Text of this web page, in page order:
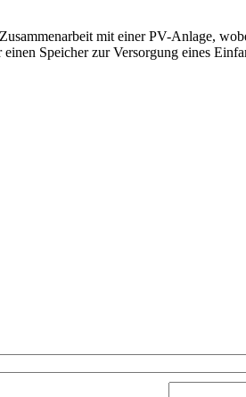
mit einer PV-Anlage,
Speicher zur Versorgung eines